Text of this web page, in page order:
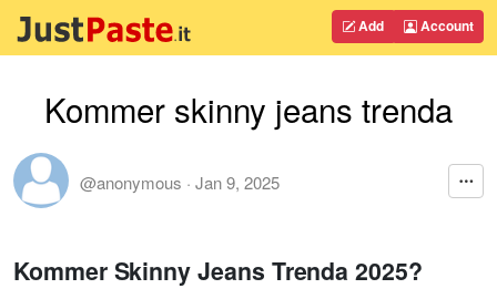
Add Account
Kommer skinny jeans trenda
@anonymous · Jan 9, 2025
Kommer Skinny Jeans Trenda 2025?